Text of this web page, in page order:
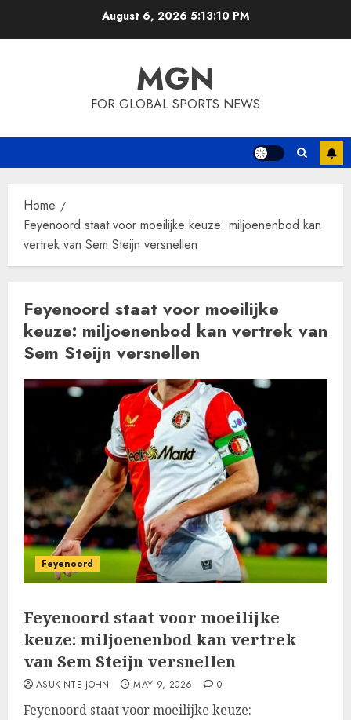
August 6, 2026 5:13:10 PM
MGN
FOR GLOBAL SPORTS NEWS
Home
Feyenoord staat voor moeilijke keuze: miljoenenbod kan
vertrek van Sem Steijn versnellen
Feyenoord staat voor moeilijke
keuze: miljoenenbod kan vertrek van
Sem Steijn versnellen
Feyenoord
Feyenoord staat voor moeilijke
keuze: miljoenenbod kan vertrek
van Sem Steijn versnellen
ASUK-NTE JOHN MAY 9, 2026 0
Feyenoord staat voor moeilijke keuze: